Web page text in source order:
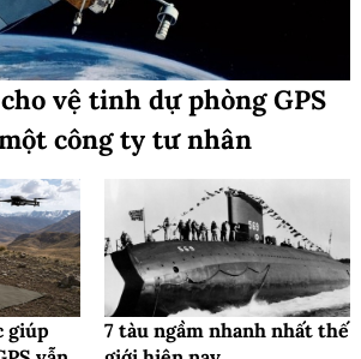
vệ tinh dự phòng GPS
công ty tư nhân
giúp
7 tàu ngầm nhanh nhất thế